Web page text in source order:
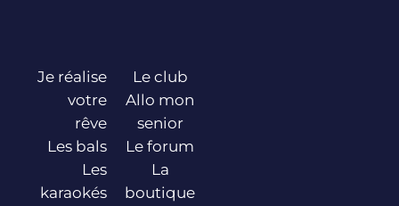
Je réalise
votre
rêve
Les bals
Les
karaokés
Le club
Allo mon
senior
Le forum
La
boutique